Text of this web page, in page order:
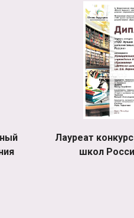
Лауреат
школ